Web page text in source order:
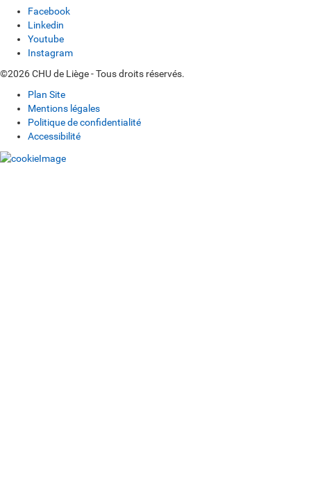
Facebook
Linkedin
Youtube
Instagram
©2026 CHU de Liège - Tous droits réservés.
Plan Site
Mentions légales
Politique de confidentialité
Accessibilité